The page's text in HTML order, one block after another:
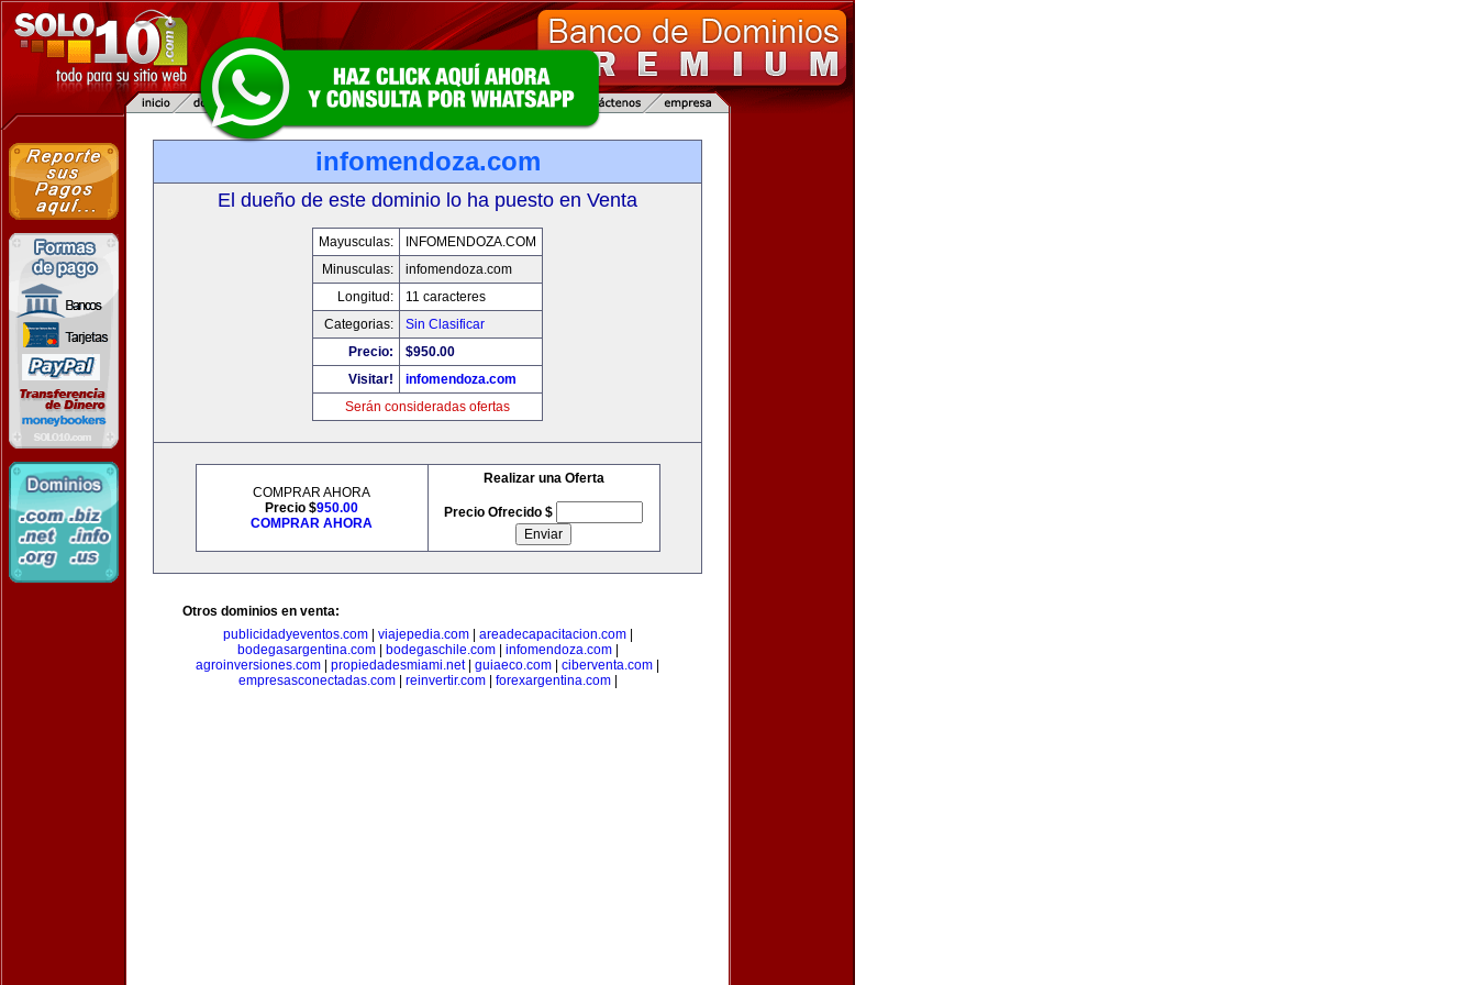
infomendoza.com
El dueño de este dominio lo ha puesto en Venta
Mayusculas:
INFOMENDOZA.COM
Minusculas:
infomendoza.com
Longitud:
11 caracteres
Categorias:
Sin Clasificar
Precio:
$950.00
Visitar!
infomendoza.com
Serán consideradas ofertas
COMPRAR AHORA
Precio $950.00
COMPRAR AHORA
Realizar una Oferta
Precio Ofrecido $
Otros dominios en venta:
publicidadyeventos.com| viajepedia.com| areadecapacitacion.com|
bodegasargentina.com| bodegaschile.com| infomendoza.com|
agroinversiones.com
propiedadesmiami.net| guiaeco.com ciberventa.com
empresasconectadas.com| reinvertir.com| forexargentina.com|